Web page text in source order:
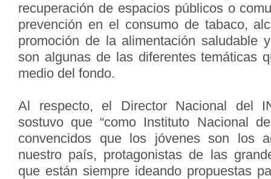
recuperación de espacios públicos o
prevención en el consumo de tabaco,
promoción de la alimentación saludable
son algunas de las diferentes temáticas
medio del fondo.
Al respecto, el Director Nacional del
sostuvo que“como Instituto Nacional
convencidos que los jóvenes son los
nuestro país, protagonistas de las
que están siempre ideando propuestas